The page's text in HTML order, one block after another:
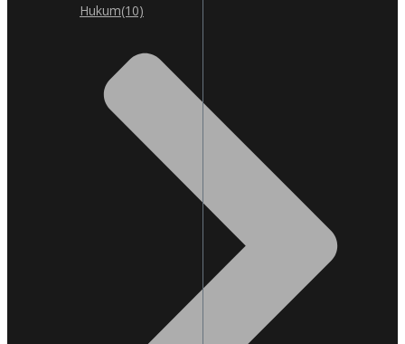
Hukum(10)